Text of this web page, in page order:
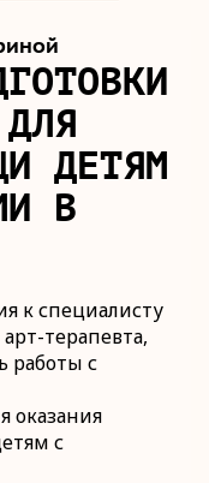
ДЕТЯМ
В
к специалисту
терапевта,
работы с
оказания
с